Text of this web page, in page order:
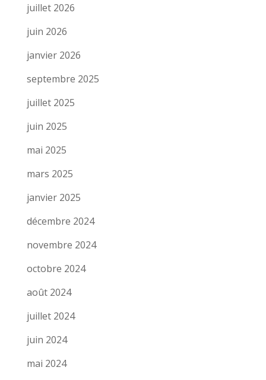
juillet 2026
juin 2026
janvier 2026
septembre 2025
juillet 2025
juin 2025
mai 2025
mars 2025
janvier 2025
décembre 2024
novembre 2024
octobre 2024
août 2024
juillet 2024
juin 2024
mai 2024